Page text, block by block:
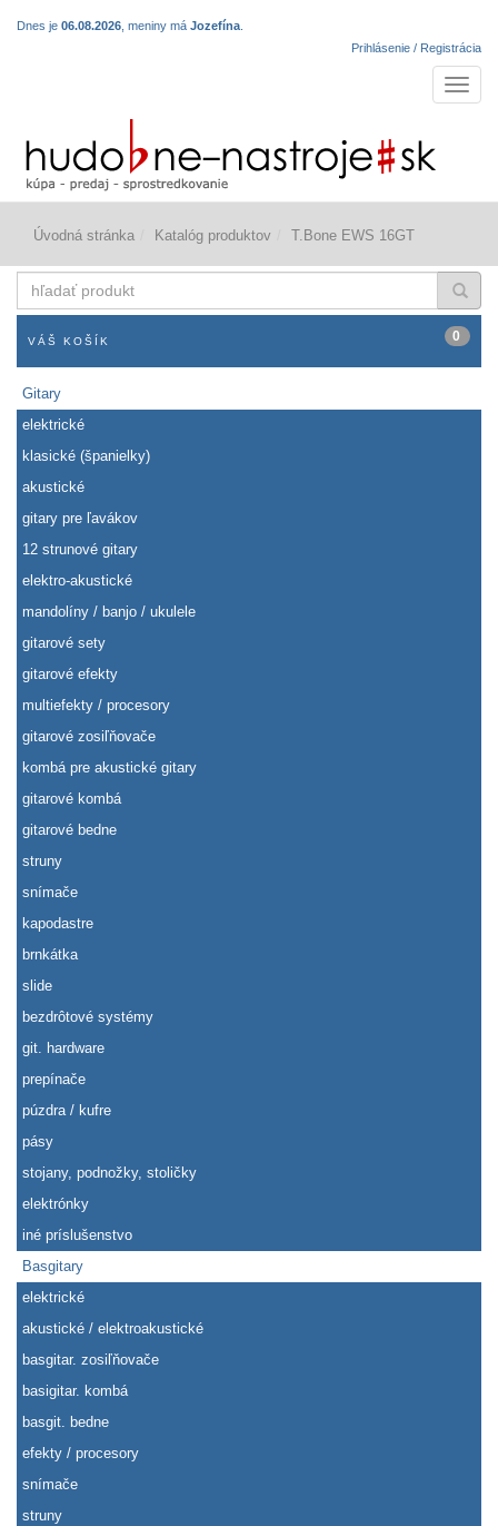
Dnes je 06.08.2026 , meniny má Jozefína
Prihlásenie / Registrácia
Úvodná stránka Katalóg produktov T.Bone EWS 16GT
produkt
VÁŠ KOŠÍK 0
Gitary
elektrické
klasické (španielky)
akustické
gitary pre ľavákov
12 strunové gitary
elektro-akustické
mandolíny / banjo / ukulele
gitarové sety
gitarové efekty
multiefekty / procesory
gitarové zosiľňovače
kombá pre akustické gitary
gitarové kombá
gitarové bedne
struny
snímače
kapodastre
brnkátka
slide
bezdrôtové systémy
git. hardware
prepínače
púzdra / kufre
pásy
stojany, podnožky, stoličky
elektrónky
iné príslušenstvo
Basgitary
elektrické
akustické / elektroakustické
basgitar. zosiľňovače
basigitar. kombá
basgit. bedne
efekty / procesory
snímače
struny